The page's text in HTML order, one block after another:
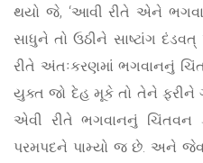
થયો જે, ‘આવી રીતે એને
સાધુને તો ઉઠીને સાષ્ટાંગ
રીતે અંતઃકરણમાં ભગવાનનું
યુક્ત જો દેહ મૂકે તો તેને ફરીને
એવી રીતે ભગવાનનું ચિંતવન
પરમપદને પામ્યો જ છે. અને જેવા